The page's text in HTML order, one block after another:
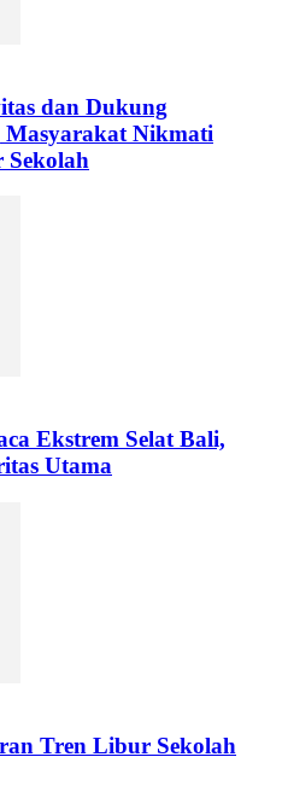
dan Dukung
Nikmati
Ekstrem Selat Bali,
Utama
Tren Libur Sekolah